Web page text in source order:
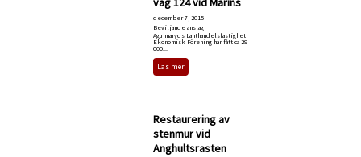
december 7, 2015
Beviljande anslag
Agunnaryds Lanthandelsfastighet
Ekonomisk Förening har fått ca 29
000...
Läs mer
Restaurering av
stenmur vid
Anghultsrasten